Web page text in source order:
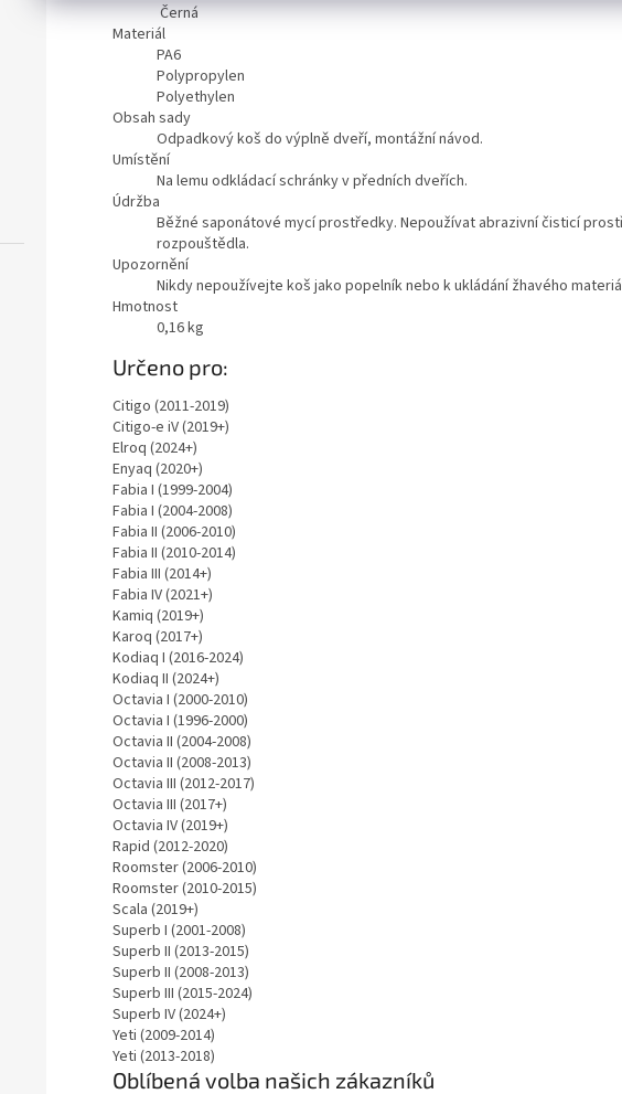
Černá
Materiál
PA6
Polypropylen
Polyethylen
Obsah sady
Odpadkový koš do výplně dveří, montážní návod.
Umístění
Na lemu odkládací schránky v předních dveřích.
Údržba
Běžné saponátové mycí prostředky. Nepoužívat abrazivní čisticí
rozpouštědla.
Upozornění
Nikdy nepoužívejte koš jako popelník nebo k ukládání žhavého
Hmotnost
0,16kg
Určeno pro:
Citigo (2011-2019)
Citigo-e iV (2019+)
Elroq (2024+)
Enyaq (2020+)
Fabia I (1999-2004)
Fabia I (2004-2008)
Fabia II (2006-2010)
Fabia II (2010-2014)
Fabia III (2014+)
Fabia IV (2021+)
Kamiq (2019+)
Karoq (2017+)
Kodiaq I (2016-2024)
Kodiaq II (2024+)
Octavia I (2000-2010)
Octavia I (1996-2000)
Octavia II (2004-2008)
Octavia II (2008-2013)
Octavia III (2012-2017)
Octavia III (2017+)
Octavia IV (2019+)
Rapid (2012-2020)
Roomster (2006-2010)
Roomster (2010-2015)
Scala (2019+)
Superb I (2001-2008)
Superb II (2013-2015)
Superb II (2008-2013)
Superb III (2015-2024)
Superb IV (2024+)
Yeti (2009-2014)
Yeti (2013-2018)
Oblíbená volba našich zákazníků